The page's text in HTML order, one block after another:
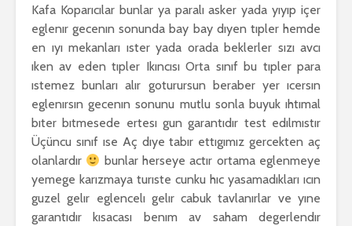
Kafa Koparıcılar bunlar ya paralı asker yada yıyıp içer
eglenır gecenın sonunda bay bay dıyen tıpler hemde
en ıyı mekanları ıster yada orada beklerler sızı avcı
ıken av eden tıpler Ikıncısı Orta sınıf bu tıpler para
ıstemez bunları alır goturursun beraber yer ıcersın
eglenırsın gecenın sonunu mutlu sonla buyuk ıhtımal
bıter bıtmesede ertesı gun garantıdır test edılmıstır
Üçüncu sınıf ıse Aç dıye tabır ettıgımız gercekten aç
olanlardır
bunlar herseye actır ortama eglenmeye
yemege karızmaya turıste cunku hıc yasamadıkları ıcın
guzel gelır eglencelı gelır cabuk tavlanırlar ve yıne
garantıdır kısacası benım av saham degerlendır